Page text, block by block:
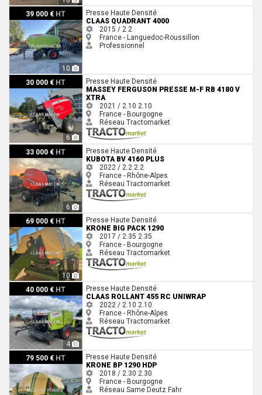
39 000 € HT
10
Claas Quadrant 4000
Presse Haute Densité
CLAAS QUADRANT 4000
2015 / 2 2
France - Languedoc-Roussillon
Professionnel
30 000 € HT
6
Massey Ferguson PRESSE M-F RB 4180 V XTRA
Presse Haute Densité
MASSEY FERGUSON PRESSE M-F RB 4180 V
XTRA
2021 / 2.10 2.10
France - Bourgogne
Réseau Tractomarket
33 000 € HT
6
Kubota BV 4160 PLUS
Presse Haute Densité
KUBOTA BV 4160 PLUS
2022 / 2.2 2.2
France - Rhône-Alpes
Réseau Tractomarket
69 000 € HT
10
Krone BIG PACK 1290
Presse Haute Densité
KRONE BIG PACK 1290
2017 / 2.35 2.35
France - Bourgogne
Réseau Tractomarket
40 000 € HT
4
Claas ROLLANT 455 RC UNIWRAPPresse Haute Densité
CLAAS ROLLANT 455 RC UNIWRAP
2022 / 2.10 2.10
France - Rhône-Alpes
Réseau Tractomarket
79 500 € HT
Krone BP 1290 HDP
Presse Haute Densité
KRONE BP 1290 HDP
2018 / 2.30 2.30
France - Bourgogne
Réseau Same Deutz Fahr